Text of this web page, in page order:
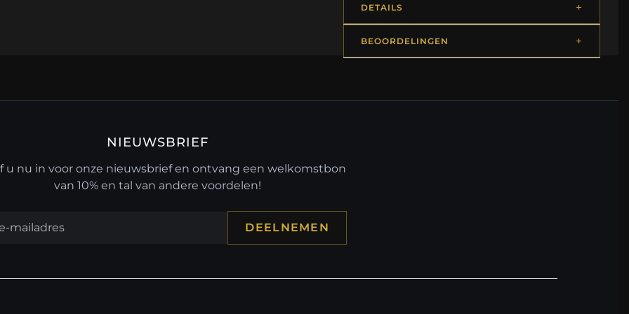
DETAILS
BEOORDELINGEN
NIEUWSBRIEF
u nu in voor onze nieuwsbrief en ontvang een welkomstbon
van 10% en tal van andere voordelen!
DEELNEMEN